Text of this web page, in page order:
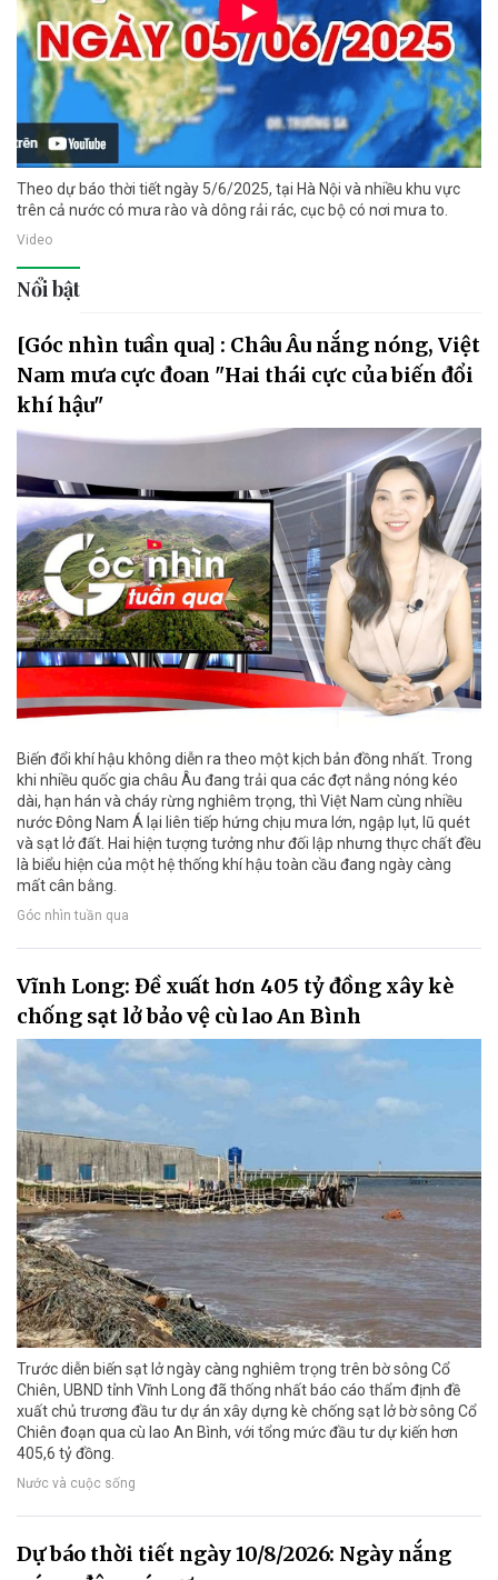
Theo dự báo thời tiết ngày 5/6/2025, tại Hà Nội và nhiều khu vực
trên cả nước có mưa rào và dông rải rác, cục bộ có nơi mưa to.
Video
Nổi bật
[Góc nhìn tuần qua] : Châu Âu nắng nóng, Việt
Nam mưa cực đoan "Hai thái cực của biến đổi
khí hậu"
Biến đổi khí hậu không diễn ra theo một kịch bản đồng nhất. Trong
khi nhiều quốc gia châu Âu đang trải qua các đợt nắng nóng kéo
dài, hạn hán và cháy rừng nghiêm trọng, thì Việt Nam cùng nhiều
nước Đông Nam Á lại liên tiếp hứng chịu mưa lớn, ngập lụt, lũ quét
và sạt lở đất. Hai hiện tượng tưởng như đối lập nhưng thực chất đều
là biểu hiện của một hệ thống khí hậu toàn cầu đang ngày càng
mất cân bằng.
Góc nhìn tuần qua
Vĩnh Long: Đề xuất hơn 405 tỷ đồng xây kè
chống sạt lở bảo vệ cù lao An Bình
Trước diễn biến sạt lở ngày càng nghiêm trọng trên bờ sông Cổ
Chiên, UBND tỉnh Vĩnh Long đã thống nhất báo cáo thẩm định đề
xuất chủ trương đầu tư dự án xây dựng kè chống sạt lở bờ sông Cổ
Chiên đoạn qua cù lao An Bình, với tổng mức đầu tư dự kiến hơn
405,6 tỷ đồng.
Nước và cuộc sống
Dự báo thời tiết ngày 10/8/2026: Ngày nắng